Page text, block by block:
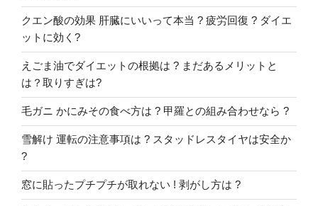
クエン酸の効果 肝臓にいいって本当 ? 疲労回復 ? ダイエ
ットに効く?
えごま油でダイエットの根拠は ? まだあるメリットと
は？取りすぎは?
毛ガニ かにみその食べ方は ? 甲羅との組み合わせなら ?
雪解け 運転の注意事項は ? スタッドレスタイヤは安全か
?
窓に貼ったプチプチが取れない ! 剥がし方は ?